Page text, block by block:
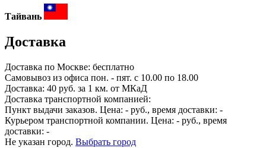
Тайвань
Доставка
Доставка по Москве: бесплатно
Самовывоз из офиса пон. - пят. с 10.00 по 18.00
Доставка: 40 руб. за 1 км. от МКаД
Доставка транспортной компанией:
Пункт выдачи заказов. Цена: - руб., время доставки: -
Курьером транспортной компании. Цена: - руб., время
доставки: -
Не указан город. Выбрать город